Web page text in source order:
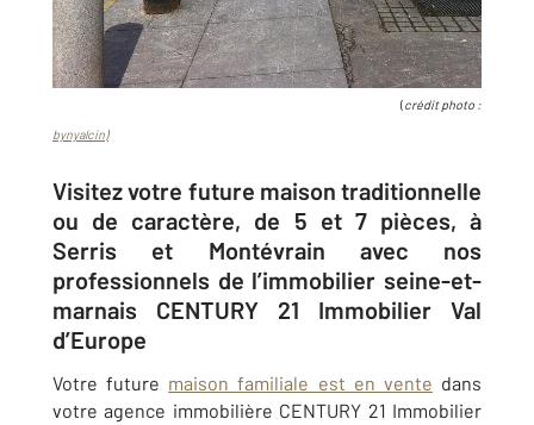
(crédit photo :
bynyalcin)
Visitez votre future maison traditionnelle
ou de caractère, de 5 et 7 pièces, à
Serris et Montévrain avec nos
professionnels de l’immobilier seine-et-
marnais CENTURY 21 Immobilier Val
d’Europe
Votre future maison familiale est en vente dans
votre agence immobilière CENTURY 21 Immobilier